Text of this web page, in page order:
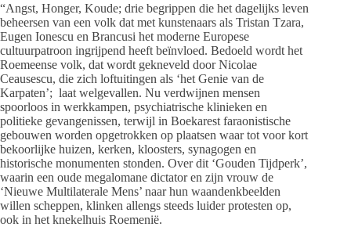
“Angst, Honger, Koude; drie begrippen die het dagelijks leven
beheersen van een volk dat met kunstenaars als Tristan Tzara,
Eugen Ionescu en Brancusi het moderne Europese
cultuurpatroon ingrijpend heeft beïnvloed. Bedoeld wordt het
Roemeense volk, dat wordt gekneveld door Nicolae
Ceausescu, die zich loftuitingen als ‘het Genie van de
Karpaten’; laat welgevallen. Nu verdwijnen mensen
spoorloos in werkkampen, psychiatrische klinieken en
politieke gevangenissen, terwijl in Boekarest faraonistische
gebouwen worden opgetrokken op plaatsen waar tot voor kort
bekoorlijke huizen, kerken, kloosters, synagogen en
historische monumenten stonden. Over dit ‘Gouden Tijdperk’,
waarin een oude megalomane dictator en zijn vrouw de
‘Nieuwe Multilaterale Mens’ naar hun waandenkbeelden
willen scheppen, klinken allengs steeds luider protesten op,
ook in het knekelhuis Roemenië.